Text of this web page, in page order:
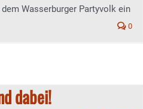
Wasserburger Partyvolk ein
0
dabei!